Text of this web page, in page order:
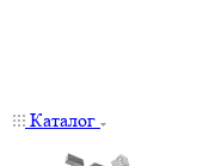
Каталог